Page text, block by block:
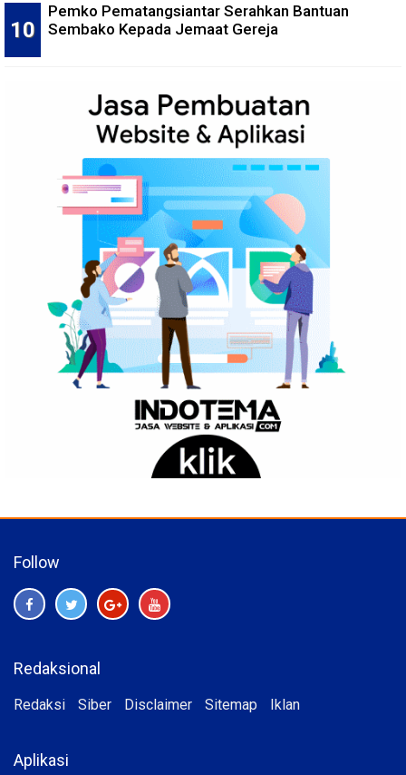
Pemko Pematangsiantar Serahkan Bantuan
Sembako Kepada Jemaat Gereja
Follow
Redaksional
Redaksi Siber Disclaimer Sitemap Iklan
Aplikasi